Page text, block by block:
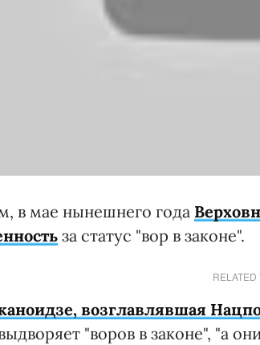
в мае нынешнего года
за статус "вор в законе".
RELATED
возглавлявшая
"воров в законе", "а